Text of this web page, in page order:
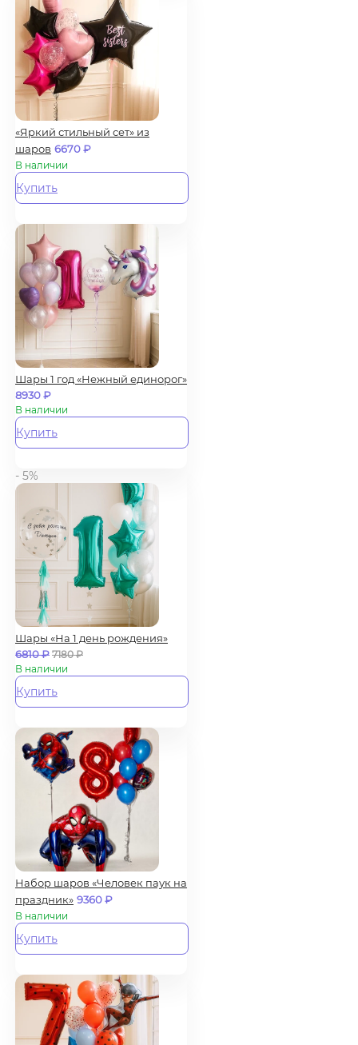
«Яркий стильный сет» из
шаров 6670₽
В наличии
Купить
Шары 1 год «Нежный единорог»
8930₽
В наличии
Купить
- 5%
Шары «На 1 день рождения»
6810₽ 7180₽
В наличии
Купить
Набор шаров «Человек паук на
праздник» 9360₽
В наличии
Купить